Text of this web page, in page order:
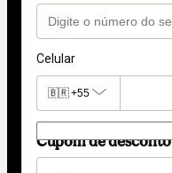
Celular
🇧🇷+55
Cupom de desconto